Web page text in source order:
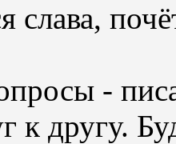
-
к другу.